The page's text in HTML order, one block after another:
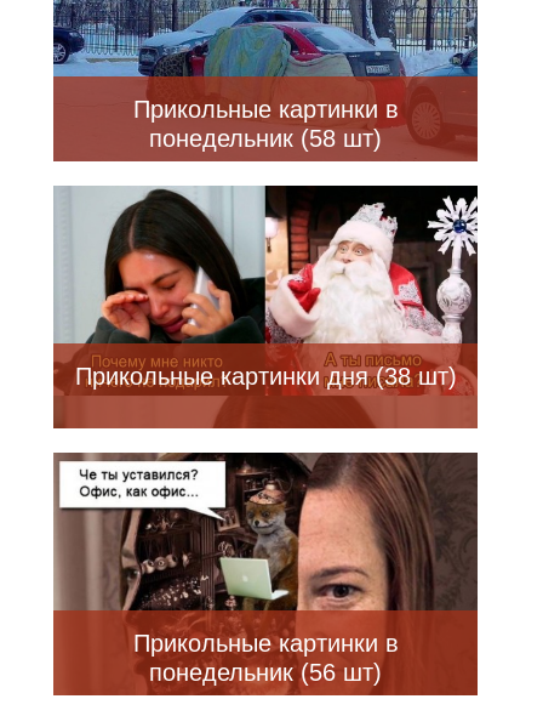
Прикольные картинки в
понедельник (58 шт)
Прикольные картинки дня (38 шт)
Прикольные картинки в
понедельник (56 шт)